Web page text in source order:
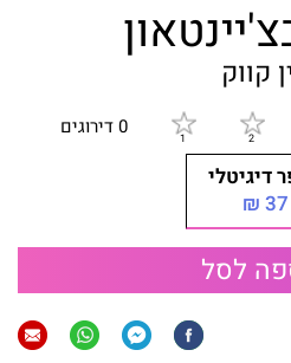
קווק
0 דירוגים
דיגיטלי
37 ₪
לסל